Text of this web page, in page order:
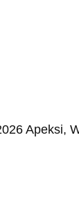
Apeksi,